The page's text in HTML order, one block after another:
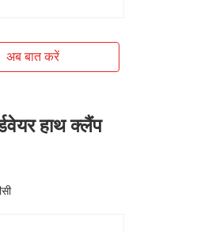
अब बात करें
हाथ क्लैंप